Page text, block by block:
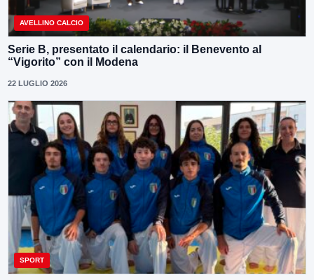
AVELLINO CALCIO
Serie B, presentato il calendario: il Benevento al
“Vigorito” con il Modena
22 LUGLIO 2026
SPORT